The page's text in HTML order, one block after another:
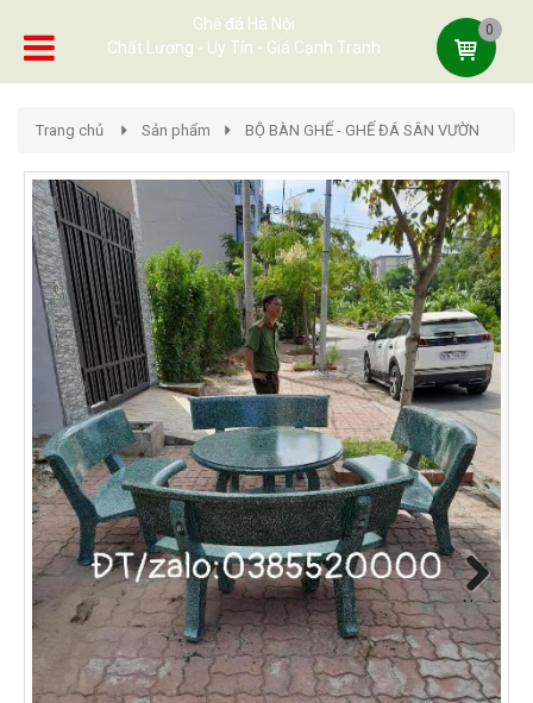
Ghế đá Hà Nội
Chất Lượng - Uy Tín - Giá Cạnh Tranh
0
Trang chủ Sản phẩm BỘ BÀN GHẾ - GHẾ ĐÁ SÂN VƯỜN
Next